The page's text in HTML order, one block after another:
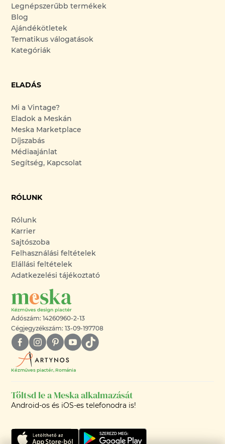
Legnépszerűbb termékek
Blog
Ajándékötletek
Tematikus válogatások
Kategóriák
ELADÁS
Mi a Vintage?
Eladok a Meskán
Meska Marketplace
Díjszabás
Médiaajánlat
Segítség, Kapcsolat
RÓLUNK
Rólunk
Karrier
Sajtószoba
Felhasználási feltételek
Elállási feltételek
Adatkezelési tájékoztató
Adószám: 14260960-2-13
Cégjegyzékszám: 13-09-197708
Kézműves piactér, Románia
Töltsd le a Meska alkalmazását
Android-os és iOS-es telefonodra is!